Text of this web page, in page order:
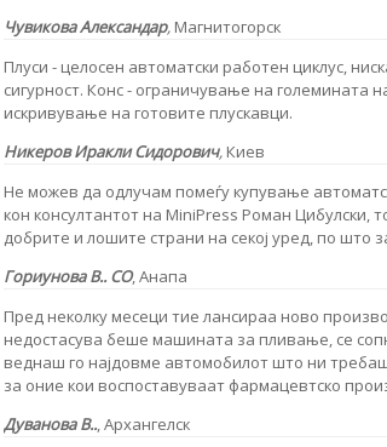
Чувикова Александар, Магнитогорск
Плуси - целосен автоматски работен циклус,
сигурност. Конс - ограничување на големината
искривување на готовите плускавци.
Никеров Иракли Сидорович, Киев
Не можев да одлучам помеѓу купување
кон консултантот на MiniPress Роман Цибулски,
добрите и лошите страни на секој уред, по што
Гориунова В.. СО, Анапа
Пред неколку месеци тие лансираа ново
недостасува беше машината за пливање, се
веднаш го најдовме автомобилот што ни
за оние кои воспоставуваат фармацевтско
Дуванова В..,Архангелск